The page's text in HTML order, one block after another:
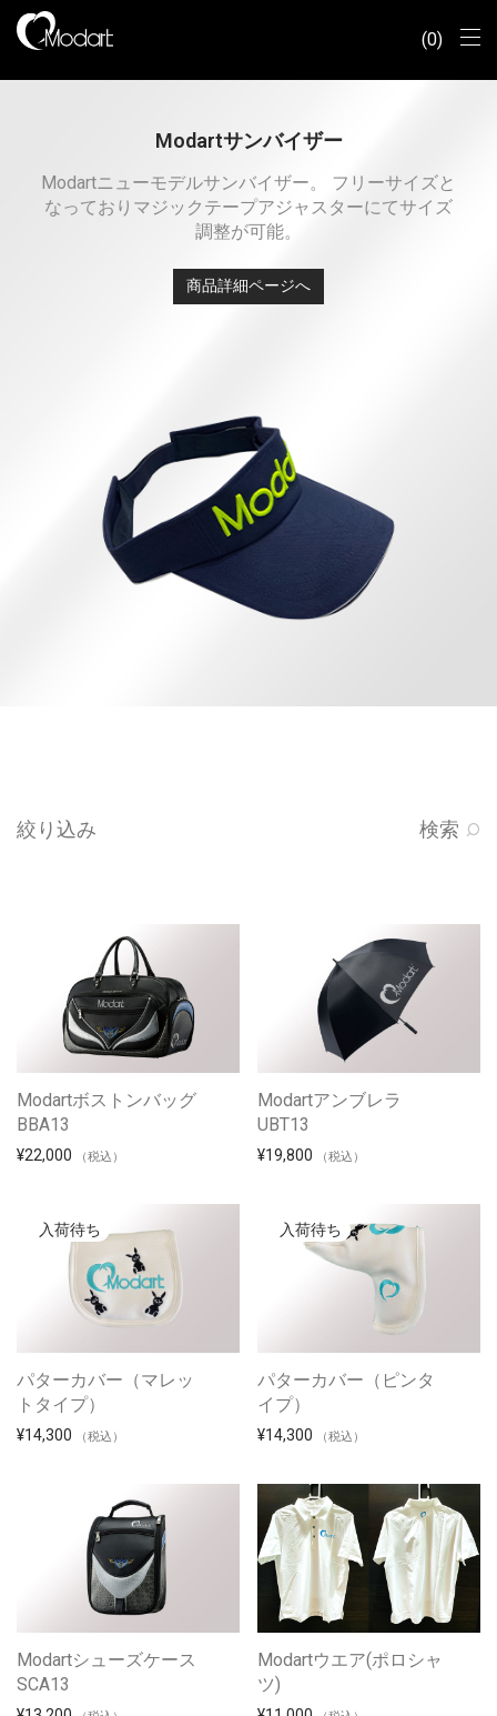
0
Modartサンバイザー
Modartニューモデルサンバイザー。 フリーサイズと
なっておりマジックテープアジャスターにてサイズ
調整が可能。
商品詳細ページへ
絞り込み 検索
Modartボストンバッグ
BBA13
¥22,000 （税込）
Modartアンブレラ
UBT13
¥19,800 （税込）
パターカバー（マレッ
トタイプ）
¥14,300 （税込）
パターカバー（ピンタ
イプ）
¥14,300 （税込）
Modartシューズケース
SCA13
Modartウエア(ポロシャ
ツ)